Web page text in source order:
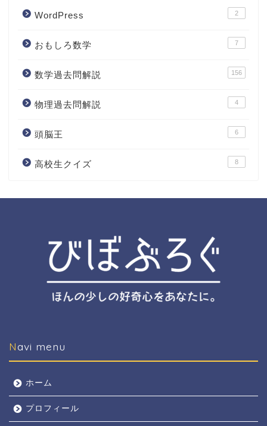
WordPress 2
おもしろ数学 7
数学過去問解説 156
物理過去問解説 4
頭脳王 6
高校生クイズ 8
Navi menu
ホーム
プロフィール